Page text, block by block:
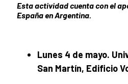
Esta actividad cuenta con el
España en Argentina.
Lunes 4 de mayo.
San Martín, Edificio